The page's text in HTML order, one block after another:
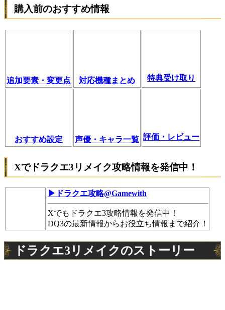
購入前のおすすめ情報
追加要素・変更点 対応機種まとめ 特典受け取り
おすすめ設定 声優・キャラ一覧 評価・レビュー
Xでドラクエ3リメイク攻略情報を発信中！
▶ドラクエ攻略@Gamewith
Xでもドラクエ3攻略情報を発信中！
DQ3の最新情報からお役立ち情報まで紹介！
ドラクエ3リメイクのストーリー